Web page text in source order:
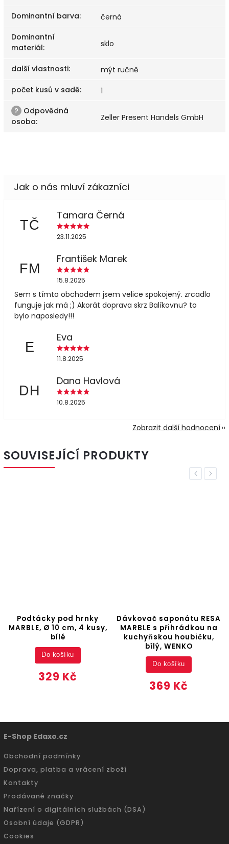
Dominantní barva:
černá
Dominantní
materiál: sklo
další vlastnosti:
mýt ručně
počet kusů v sadě:
1
? Odpovědná
osoba: Zeller Present Handels GmbH
TČ
Tamara Černá
23.11.2025
FM
František Marek
15.8.2025
Sem s tímto obchodem jsem velice spokojený. zrcadlo
funguje jak má ;) Akorát doprava skrz Balíkovnu? to
bylo naposledy!!!
E
Eva
11.8.2025
DH
Dana Havlová
10.8.2025
Zobrazit další hodnocení
SOUVISEJÍCÍ PRODUKTY
Previous
Podtácky pod hrnky
MARBLE, Ø 10 cm, 4 kusy,
bílé
329 Kč
Do košíku
Dávkovač saponátu RESA
MARBLE s přihrádkou na
kuchyňskou houbičku,
bílý, WENKO
369 Kč
Do košíku
Next
E-Shop Edaxo.cz
Obchodní podmínky
Doprava, platba a vrácení zboží
Kontakty
Prodávané značky
Nařízení o digitálních službách (DSA)
Osobní údaje (GDPR)
Cookies